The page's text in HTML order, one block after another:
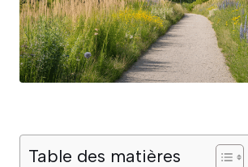
Table des matières